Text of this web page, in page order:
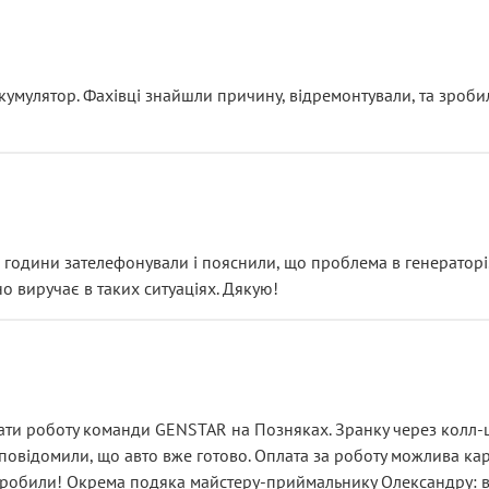
із головним гальмівним циліндром у зборі.
і тоді сервіс наче справив хороше враження. Але
хвилюватися. ( надіюсь новий власник, не застяг в полі))
підірвав.
а “аби швидше і дорожче”. Саме це і псує загальне
Фахівці знайшли причину, відремонтували, та
зателефонували і пояснили, що проблема в
виручає в таких ситуаціях. Дякую!
роботу команди GENSTAR на Позняках. Зранку через колл-
що авто вже готово. Оплата за роботу можлива
Окрема подяка майстеру-приймальнику Олександру: